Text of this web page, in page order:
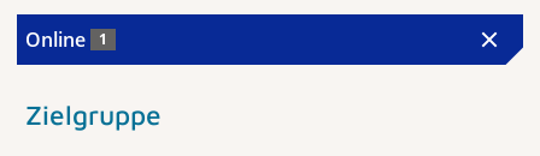
Online 1
Zielgruppe